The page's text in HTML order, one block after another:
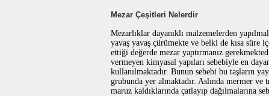
Mezar Çeşitleri Nelerdir
Mezarlıklar dayanıklı malzemelerden
yavaş yavaş çürümekte ve belki de kısa süre
ettiği değerde mezar yaptırmanız
vermeyen kimyasal yapıları sebebiyle en
kullanılmaktadır. Bunun sebebi bu taşların
grubunda yer almaktadır. Aslında mermer ve
maruz kaldıklarında çatlayıp dağılmalarına